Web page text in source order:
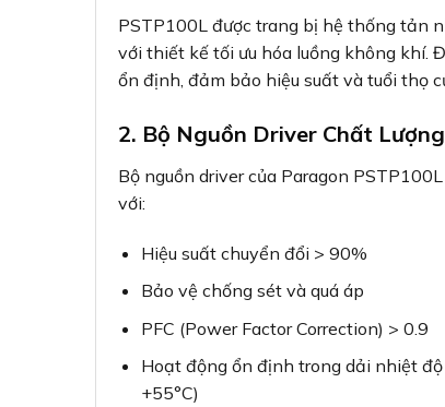
PSTP100L được trang bị hệ thống tản
với thiết kế tối ưu hóa luồng không khí.
ổn định, đảm bảo hiệu suất và tuổi thọ
2. Bộ Nguồn Driver Chất
Bộ nguồn driver của Paragon
với:
Hiệu suất chuyển đổi > 90%
Bảo vệ chống sét và quá áp
PFC (Power Factor Correction) > 0.9
Hoạt động ổn định trong dải nhiệt
+55°C)